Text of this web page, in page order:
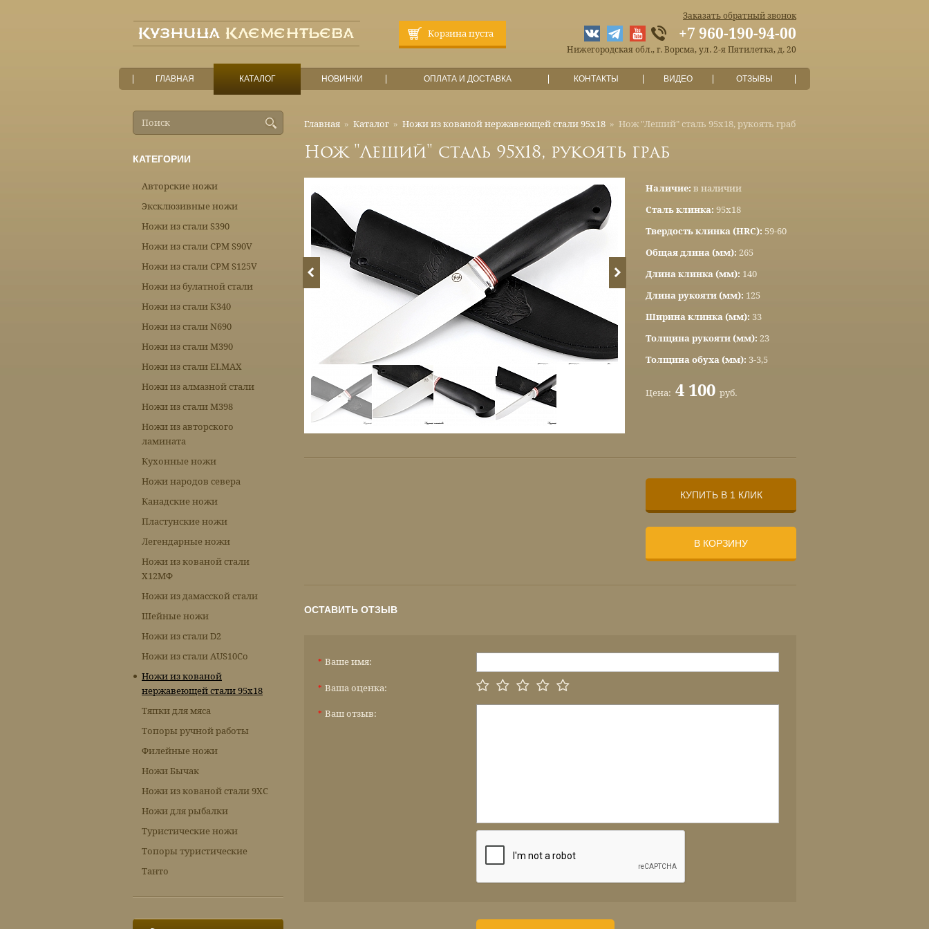
Корзина пуста
Заказать обратный звонок
+7 960-190-94-00
Нижегородская обл., г. Ворсма, ул. 2-я Пятилетка, д. 20
ГЛАВНАЯ КАТАЛОГ НОВИНКИ ОПЛАТА И ДОСТАВКА КОНТАКТЫ ВИДЕО ОТЗЫВЫ
Главная » Каталог » Ножи из кованой нержавеющей стали 95х18 » Нож "Леший" сталь 95х18, рукоять граб
Нож "Леший" сталь 95х18, рукоять граб
Наличие: в наличии
Сталь клинка: 95х18
Твердость клинка (HRC): 59-60
Общая длина (мм): 265
Длина клинка (мм): 140
Длина рукояти (мм): 125
Ширина клинка (мм): 33
Толщина рукояти (мм): 23
Толщина обуха (мм): 3-3,5
Цена: 4 100 руб.
КУПИТЬ В 1 КЛИК
В КОРЗИНУ
ОСТАВИТЬ ОТЗЫВ
Ваше имя:
*
Ваша оценка:
*
Ваш отзыв:
*
КАТЕГОРИИ
Авторские ножи
Эксклюзивные ножи
Ножи из стали S390
Ножи из стали CPM S90V
Ножи из стали CPM S125V
Ножи из булатной стали
Ножи из стали К340
Ножи из стали N690
Ножи из стали М390
Ножи из стали ELMAX
Ножи из алмазной стали
Ножи из стали М398
Ножи из авторского
ламината
Кухонные ножи
Ножи народов севера
Канадские ножи
Пластунские ножи
Легендарные ножи
Ножи из кованой стали
Х12МФ
Ножи из дамасской стали
Шейные ножи
Ножи из стали D2
Ножи из стали AUS10Co
Ножи из кованой
нержавеющей стали 95х18
Тяпки для мяса
Топоры ручной работы
Филейные ножи
Ножи Бычак
Ножи из кованой стали 9ХС
Ножи для рыбалки
Туристические ножи
Топоры туристические
Танто